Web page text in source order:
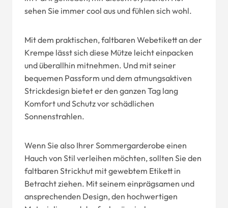
sehen Sie immer cool aus und fühlen sich wohl.
Mit dem praktischen, faltbaren Webetikett an der
Krempe lässt sich diese Mütze leicht einpacken
und überallhin mitnehmen. Und mit seiner
bequemen Passform und dem atmungsaktiven
Strickdesign bietet er den ganzen Tag lang
Komfort und Schutz vor schädlichen
Sonnenstrahlen.
Wenn Sie also Ihrer Sommergarderobe einen
Hauch von Stil verleihen möchten, sollten Sie den
faltbaren Strickhut mit gewebtem Etikett in
Betracht ziehen. Mit seinem einprägsamen und
ansprechenden Design, den hochwertigen